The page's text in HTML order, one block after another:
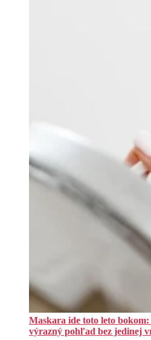
Maskara ide toto leto
výrazný pohľad bez jedinej